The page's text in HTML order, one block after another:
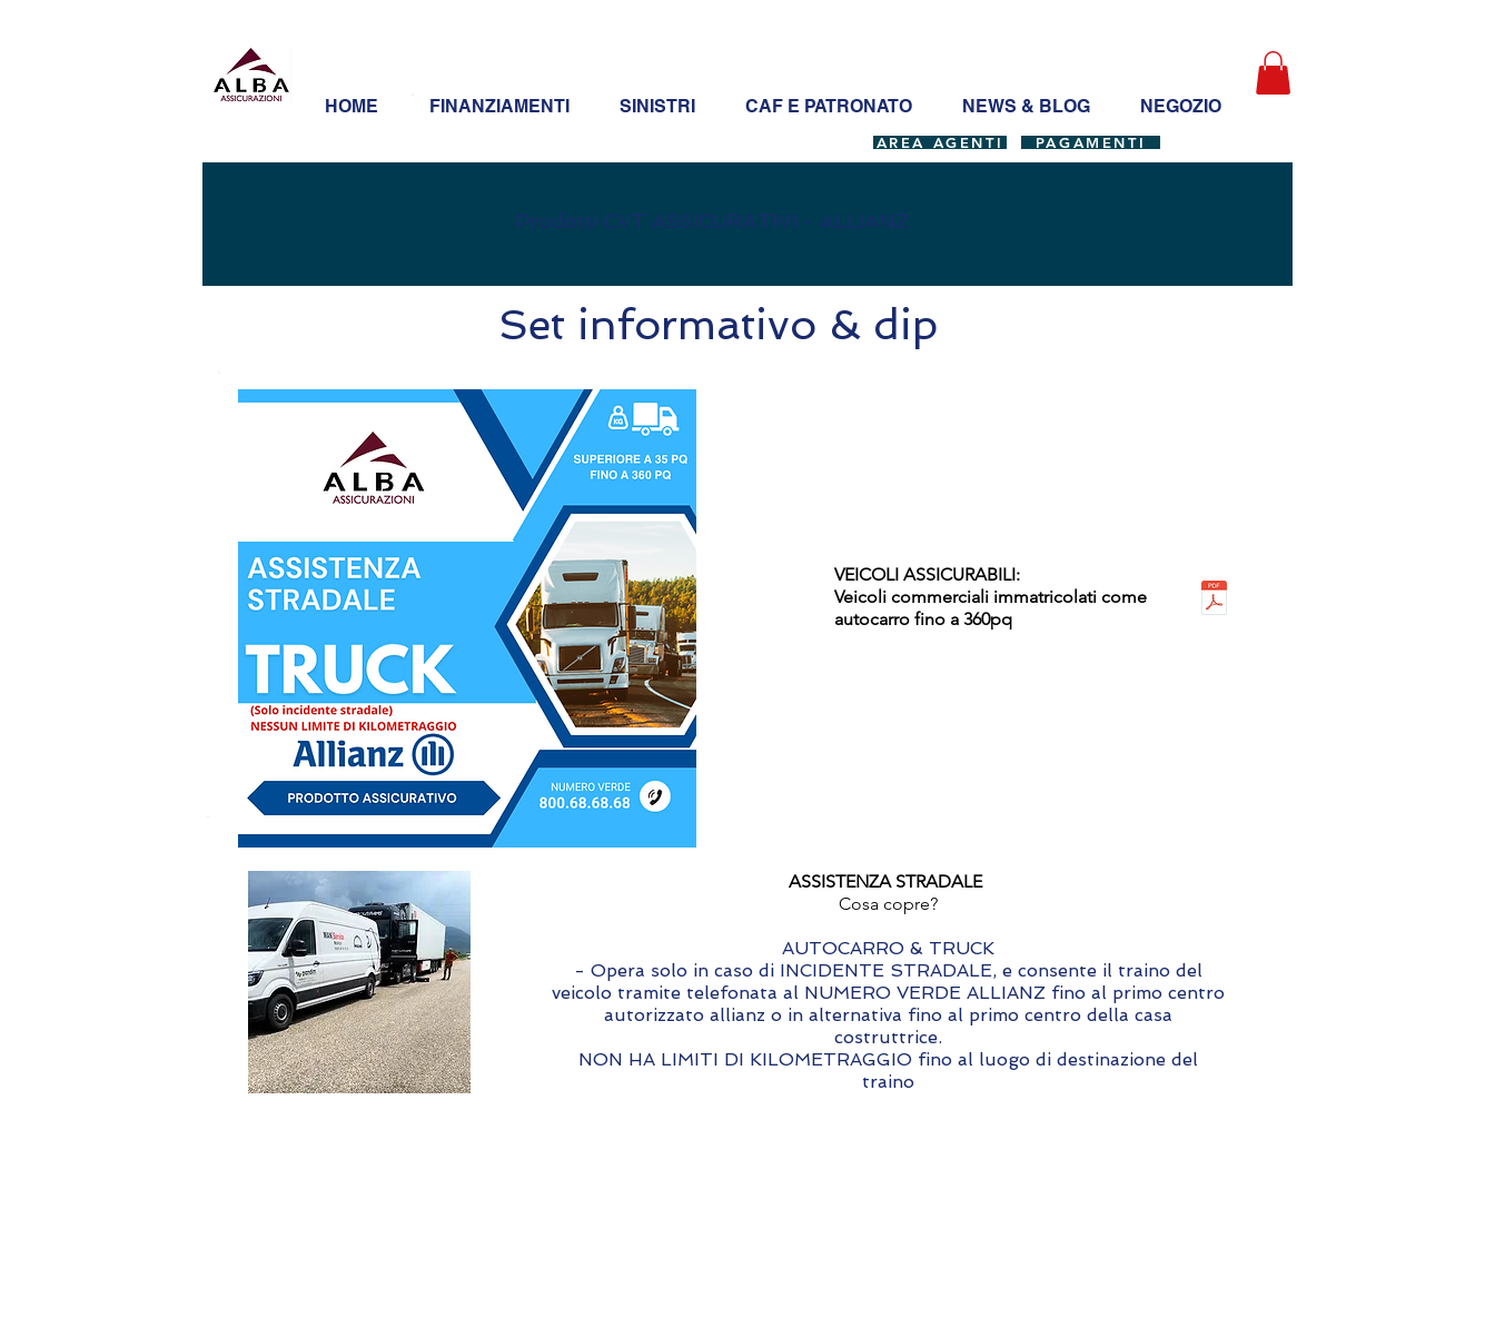
HOME FINANZIAMENTI SINISTRI CAF E PATRONATO NEWS & BLOG NEGOZIO
AREA AGENTI PAGAMENTI
Prodotti CVT ASSICURATIVI - ALLIANZ
Set informativo & dip
VEICOLI ASSICURABILI:
Veicoli commerciali immatricolati come
autocarro fino a 360pq
ASSISTENZA STRADALE
Cosa copre?
AUTOCARRO & TRUCK
- Opera solo in caso di INCIDENTE STRADALE, e consente il traino del
veicolo tramite telefonata al NUMERO VERDE ALLIANZ fino al primo centro
autorizzato allianz o in alternativa fino al primo centro della casa
costruttrice.
NON HA LIMITI DI KILOMETRAGGIO fino al luogo di destinazione del
traino